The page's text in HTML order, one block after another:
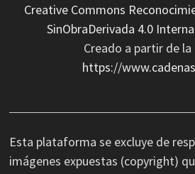
Creative Commons
SinObraDerivada 4.0
Creado a partir de la
https://
Esta plataforma se excluye de
imágenes expuestas (copyright)